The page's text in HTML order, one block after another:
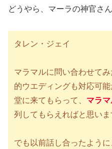
どうやら、マーラの神官さ
タレン・ジェイ
マラマルに問い合わせて
的ウエディングも対応可
堂に来てもらって、 マラ
列してもらえればと思いま
でも以前話し合ったよう